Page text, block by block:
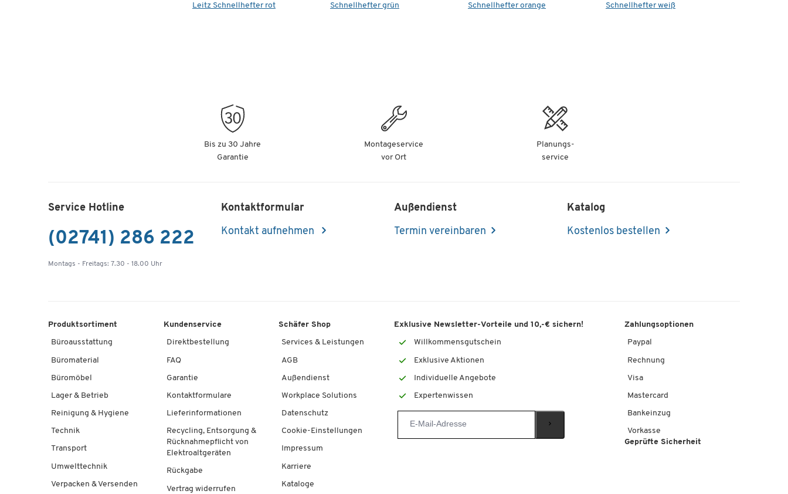
Leitz Schnellhefter rot
Schnellhefter grün
Schnellhefter orange
Schnellhefter weiß
Bis zu 30 Jahre
Garantie
Montageservice
vor Ort
Planungs-
service
Service Hotline
(02741) 286 222
Montags - Freitags: 7.30 - 18.00 Uhr
Kontaktformular
Kontakt aufnehmen
Außendienst
Termin vereinbaren
Katalog
Kostenlos bestellen
Produktsortiment
Büroausstattung
Büromaterial
Büromöbel
Lager & Betrieb
Reinigung & Hygiene
Technik
Transport
Umwelttechnik
Verpacken & Versenden
Kundenservice
Direktbestellung
FAQ
Garantie
Kontaktformulare
Lieferinformationen
Recycling, Entsorgung &
Rücknahmepflicht von
Elektroaltgeräten
Rückgabe
Vertrag widerrufen
Schäfer Shop
Services & Leistungen
AGB
Außendienst
Workplace Solutions
Datenschutz
Cookie-Einstellungen
Impressum
Karriere
Kataloge
Exklusive Newsletter-Vorteile und 10,-€ sichern!
Willkommensgutschein
Exklusive Aktionen
Individuelle Angebote
Expertenwissen
Zahlungsoptionen
Paypal
Rechnung
Visa
Mastercard
Bankeinzug
Vorkasse
Geprüfte Sicherheit